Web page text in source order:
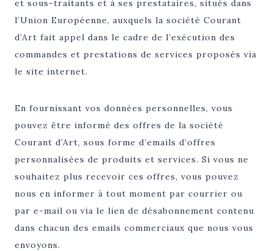
et sous-traitants et à ses prestataires, situés dans
l’Union Européenne, auxquels la société Courant
d’Art fait appel dans le cadre de l’exécution des
commandes et prestations de services proposés via
le site internet.
En fournissant vos données personnelles, vous
pouvez être informé des offres de la société
Courant d’Art, sous forme d’emails d’offres
personnalisées de produits et services. Si vous ne
souhaitez plus recevoir ces offres, vous pouvez
nous en informer à tout moment par courrier ou
par e-mail ou via le lien de désabonnement contenu
dans chacun des emails commerciaux que nous vous
envoyons.